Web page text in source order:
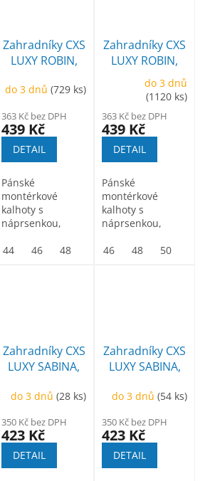
60 62 64
Zahradníky CXS
LUXY ROBIN,
černé
do 3 dnů(729 ks)
363 Kč bez DPH
439 Kč
DETAIL
Pánské
montérkové
kalhoty s
náprsenkou,
zip, pas vzadu do
44 46 48
Zahradníky CXS
LUXY ROBIN,
pánské, zeleno-
černé
do 3 dnů
(1120 ks)
363 Kč bez DPH
439 Kč
DETAIL
Pánské
montérkové
kalhoty s
náprsenkou,
zip, pas vzadu do
46 48 50
Zahradníky CXS
LUXY SABINA,
modro-černé
do 3 dnů(28 ks)
350 Kč bez DPH
423 Kč
DETAIL
Zahradníky CXS
LUXY SABINA,
zeleno-černé
do 3 dnů (54 ks)
350 Kč bez DPH
423 Kč
DETAIL